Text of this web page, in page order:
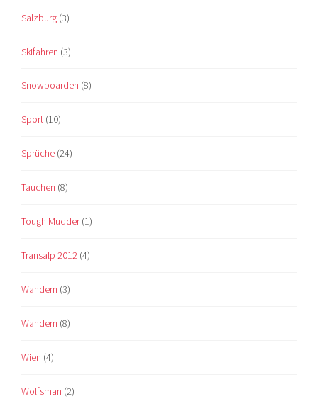
Salzburg (3)
Skifahren (3)
Snowboarden (8)
Sport (10)
Sprüche (24)
Tauchen (8)
Tough Mudder(1)
Transalp 2012 (4)
Wandern (3)
Wandern (8)
Wien (4)
Wolfsman (2)